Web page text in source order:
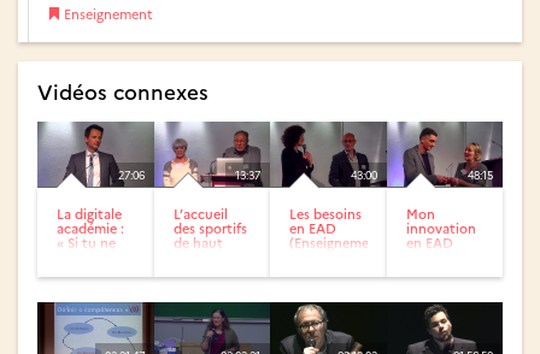
Enseignement
Vidéos connexes
27:06
La digitale
académie :
« Si tu ne
13:37
L’accueil
des sportifs
de haut
43:00
Les besoins
en EAD
(Enseignement
48:15
Mon
innovation
en EAD
du...